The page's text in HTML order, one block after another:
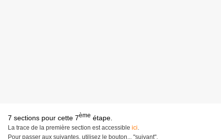
7 sections pour cette 7ème étape.
La trace de la première section est accessible ici.
Pour passer aux suivantes, utilisez le bouton... "suivant".